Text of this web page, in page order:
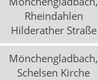
Rheindahlen
Hilderather Straße
Mönchengladbach,
Schelsen Kirche